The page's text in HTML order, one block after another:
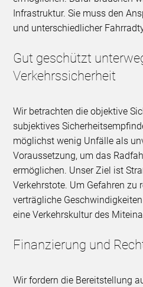
Infrastruktur. Sie muss den
und unterschiedlicher
Gut geschützt
Verkehrssicherheit
Wir betrachten die objektive
subjektives
möglichst wenig Unfälle als
Voraussetzung, um das
ermöglichen. Unser Ziel ist
Verkehrstote. Um Gefahren zu
verträgliche
eine Verkehrskultur des
Finanzierung und
Wir fordern die Bereitstellung